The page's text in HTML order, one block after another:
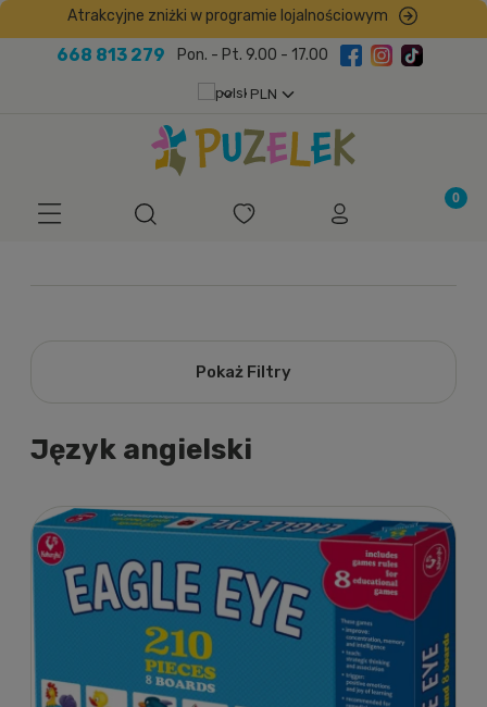
668 813 279 Pon. - Pt. 9.00 - 17.00
Atrakcyjne zniżki w programie lojalnościowym
Pokaż Filtry
Język angielski